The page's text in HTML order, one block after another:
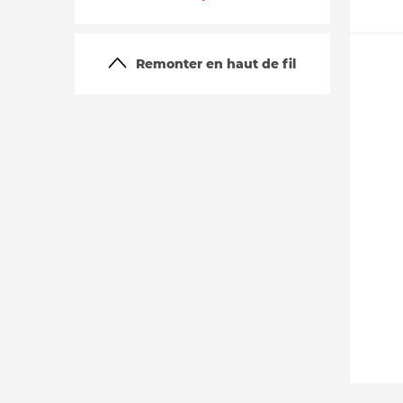
Remonter en haut de fil